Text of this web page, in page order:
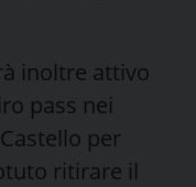
inoltre attivo
pass nei
per
ritirare il